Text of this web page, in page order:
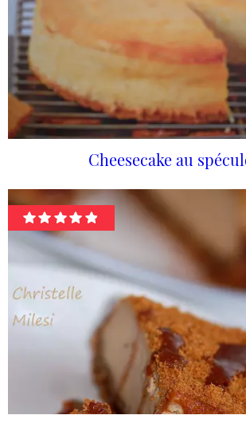
Cheesecake au